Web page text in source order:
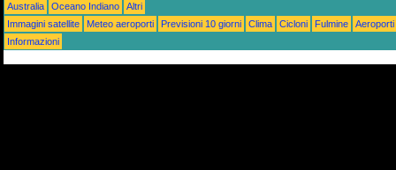
Australia
Oceano Indiano
Altri
Immagini satellite
Meteo aeroporti Previsioni 10 giorni Clima Cicloni Fulmine
Aeroporti
Informazioni